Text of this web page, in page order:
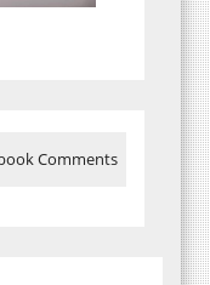
Comments